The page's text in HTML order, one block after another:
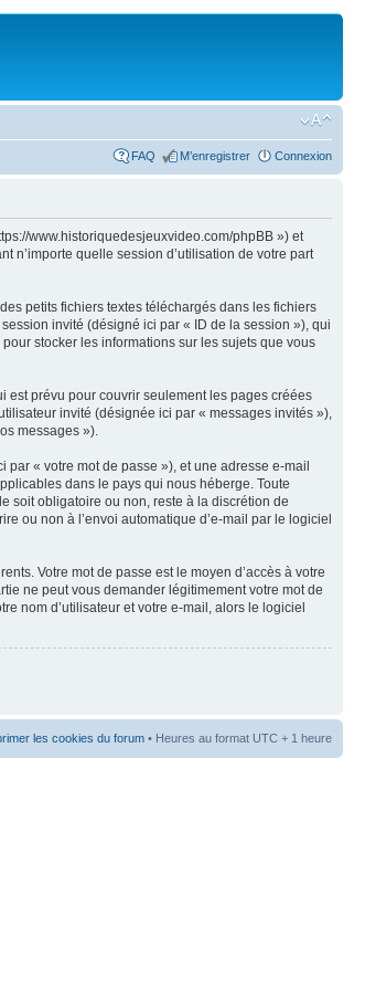
FAQ M’enregistrer Connexion
www.historiquedesjeuxvideo.com/phpBB ») et
n’importe quelle session d’utilisation de votre part
petits fichiers textes téléchargés dans les fichiers
invité (désigné ici par « ID de la session »), qui
stocker les informations sur les sujets que vous
est prévu pour couvrir seulement les pages créées
invité (désignée ici par « messages invités »),
messages »).
« votre mot de passe »), et une adresse e-mail
dans le pays qui nous héberge. Toute
soit obligatoire ou non, reste à la discrétion de
ou non à l’envoi automatique d’e-mail par le logiciel
Votre mot de passe est le moyen d’accès à votre
ne peut vous demander légitimement votre mot de
nom d’utilisateur et votre e-mail, alors le logiciel
les cookies du forum • Heures au format UTC + 1 heure